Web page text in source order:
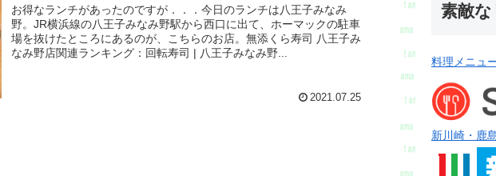
お得なランチがあったのですが．．．今日のランチは八王子みなみ
野。JR横浜線の八王子みなみ野駅から西口に出て、ホーマックの駐車
場を抜けたところにあるのが、こちらのお店。無添くら寿司 八王子み
なみ野店関連ランキング：回転寿司 | 八王子みなみ野...
2021.07.25
素敵な
料理メニュ
新川崎・鹿